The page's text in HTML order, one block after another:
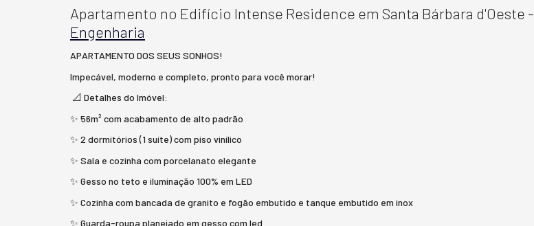
Apartamento no Edifício Intense Residence em Santa Bárbara d'Oeste -
Engenharia
APARTAMENTO DOS SEUS SONHOS!
Impecável, moderno e completo, pronto para você morar!
📐 Detalhes do Imóvel:
✨ 56m² com acabamento de alto padrão
✨ 2 dormitórios (1 suíte) com piso vinílico
✨ Sala e cozinha com porcelanato elegante
✨ Gesso no teto e iluminação 100% em LED
✨ Cozinha com bancada de granito e fogão embutido e tanque embutido em inox
✨ Guarda-roupa planejado em gesso com led